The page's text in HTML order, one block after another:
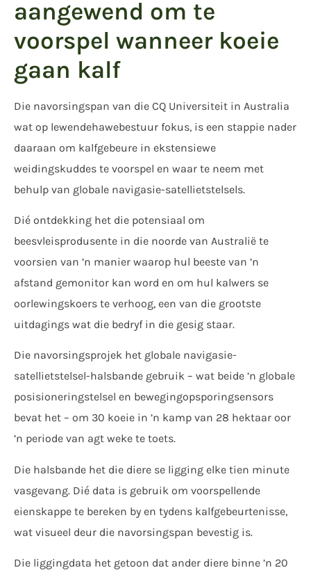
aangewend om te
voorspel wanneer koeie
gaan kalf
Die navorsingspan van die CQ Universiteit in Australia
wat op lewendehawebestuur fokus, is een stappie nader
daaraan om kalfgebeure in ekstensiewe
weidingskuddes te voorspel en waar te neem met
behulp van globale navigasie-satellietstelsels.
Dié ontdekking het die potensiaal om
beesvleisprodusente in die noorde van Australië te
voorsien van ’n manier waarop hul beeste van ’n
afstand gemonitor kan word en om hul kalwers se
oorlewingskoers te verhoog, een van die grootste
uitdagings wat die bedryf in die gesig staar.
Die navorsingsprojek het globale navigasie-
satellietstelsel-halsbande gebruik – wat beide ’n globale
posisioneringstelsel en bewegingopsporingsensors
bevat het – om 30 koeie in ’n kamp van 28 hektaar oor
’n periode van agt weke te toets.
Die halsbande het die diere se ligging elke tien minute
vasgevang. Dié data is gebruik om voorspellende
eienskappe te bereken by en tydens kalfgebeurtenisse,
wat visueel deur die navorsingspan bevestig is.
Die liggingdata het getoon dat ander diere binne ’n 20